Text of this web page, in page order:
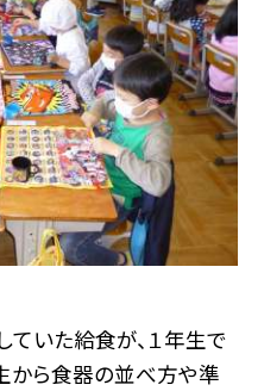
ていた給食が、１年生で
から食器の並べ方や準